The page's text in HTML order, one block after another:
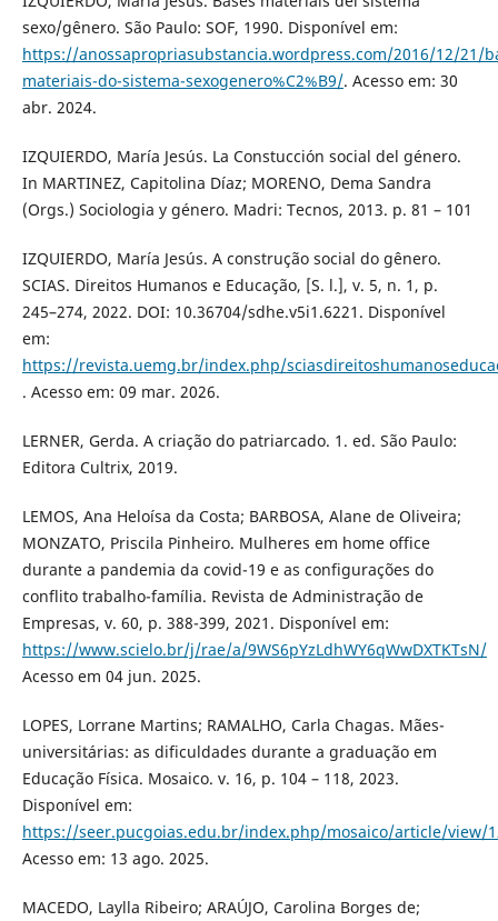
sexo/gênero. São Paulo: SOF, 1990. Disponível em:
https://anossapropriasubstancia.wordpress.com/2016/12/21/
materiais-do-sistema-sexogenero%C2%B9/. Acesso em: 30
abr. 2024.
IZQUIERDO, María Jesús. La Constucción social del género.
In MARTINEZ, Capitolina Díaz; MORENO, Dema Sandra
(Orgs.) Sociologia y género. Madri: Tecnos, 2013. p. 81 – 101
IZQUIERDO, María Jesús. A construção social do gênero.
SCIAS. Direitos Humanos e Educação, [S. l.], v. 5, n. 1, p.
245–274, 2022. DOI: 10.36704/sdhe.v5i1.6221. Disponível
em:
https://revista.uemg.br/index.php/
. Acesso em: 09 mar. 2026.
LERNER, Gerda. A criação do patriarcado. 1. ed. São Paulo:
Editora Cultrix, 2019.
LEMOS, Ana Heloísa da Costa; BARBOSA, Alane de Oliveira;
MONZATO, Priscila Pinheiro. Mulheres em home office
durante a pandemia da covid-19 e as configurações do
conflito trabalho-família. Revista de Administração de
Empresas, v. 60, p. 388-399, 2021. Disponível em:
https://www.scielo.br/j/rae/a/9WS6pYzLdhWY6qWwDXTKTsN/
Acesso em 04 jun. 2025.
LOPES, Lorrane Martins; RAMALHO, Carla Chagas. Mães-
universitárias: as dificuldades durante a graduação em
Educação Física. Mosaico. v. 16, p. 104 – 118, 2023.
Disponível em:
https://seer.pucgoias.edu.br/index.php/mosaico/article/view/
Acesso em: 13 ago. 2025.
MACEDO, Laylla Ribeiro; ARAÚJO, Carolina Borges de;